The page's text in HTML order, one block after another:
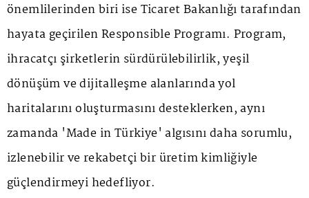
önemlilerinden biri ise Ticaret Bakanlığı tarafından
hayata geçirilen Responsible Programı. Program,
ihracatçı şirketlerin sürdürülebilirlik, yeşil
dönüşüm ve dijitalleşme alanlarında yol
haritalarını oluşturmasını desteklerken, aynı
zamanda 'Made in Türkiye' algısını daha sorumlu,
izlenebilir ve rekabetçi bir üretim kimliğiyle
güçlendirmeyi hedefliyor.